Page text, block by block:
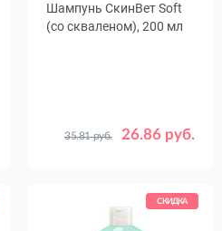
Шампунь СкинВет Soft
(со скваленом), 200 мл
26.86 руб.
35.81 руб.
СКИДКА